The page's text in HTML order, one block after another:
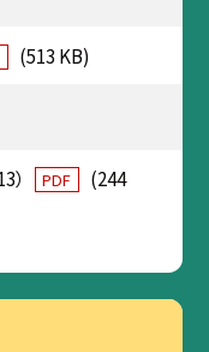
(513 KB)
） PDF
(244